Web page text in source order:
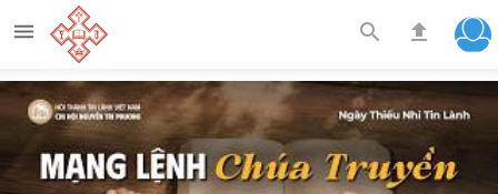
  